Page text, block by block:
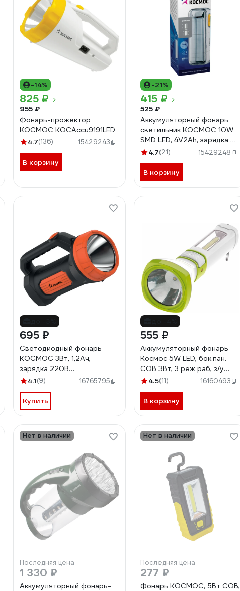
-14%
825 ₽
955 ₽
Фонарь-прожектор
КОСМОС KOCAccu9191LED
4.7(136) 15429243
В корзину
-21%
415 ₽
525 ₽
Аккумуляторный фонарь
светильник КОСМОС 10W
SMD LED, 4V2Ah, зарядка от
USB KOC118LED
4.7(21) 15429248
В корзину
695 ₽
Светодиодный фонарь
КОСМОС 3Вт, 1,2Ач,
зарядка 220В
KOCAccu9103W
4.1(9) 16765795
Купить
555 ₽
Аккумуляторный фонарь
Космос 5W LED, бок.пан.
COB 3Вт, 3 реж раб, з/у
KOCAc7035WLED
4.5(11) 16160493
В корзину
Нет в наличии
Последняя цена
1 330 ₽
Аккумуляторный фонарь-
Нет в наличии
Последняя цена
277 ₽
Фонарь КОСМОС, 5Вт СОВ,